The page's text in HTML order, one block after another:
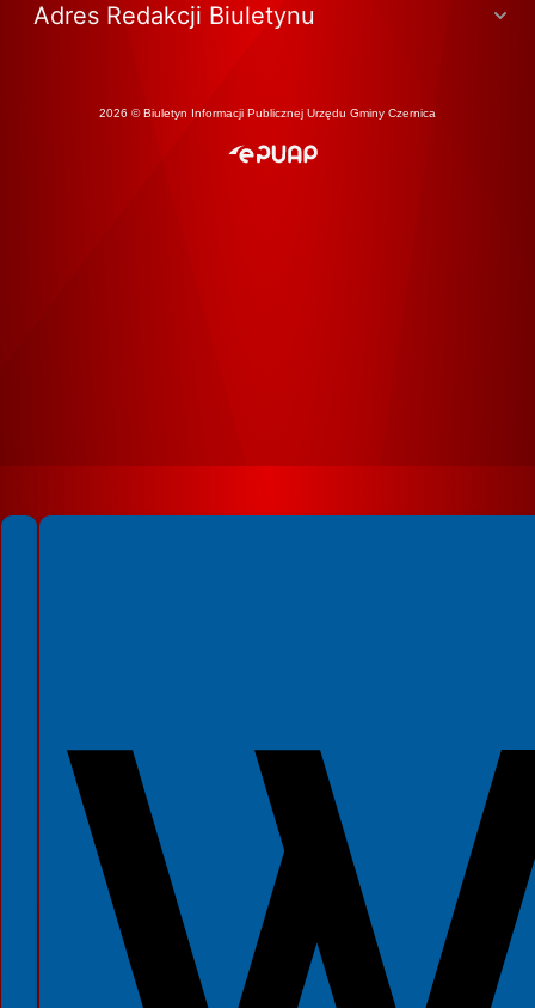
Adres Redakcji Biuletynu
2026 © Biuletyn Informacji Publicznej Urzędu Gminy Czernica
Spełniamy standardy WCAG 2.2
Spełniamy standardy W3C